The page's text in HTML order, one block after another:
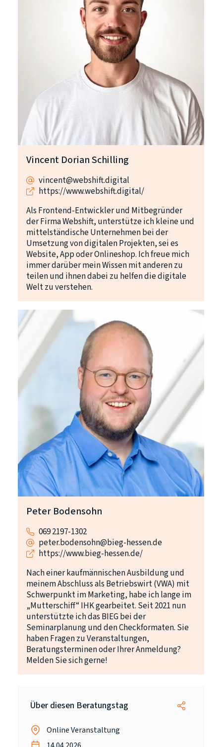
Vincent Dorian Schilling
vincent@webshift.digital
https://www.webshift.digital/
Als Frontend-Entwickler und Mitbegründer
der Firma Webshift, unterstütze ich kleine und
mittelständische Unternehmen bei der
Umsetzung von digitalen Projekten, sei es
Website, App oder Onlineshop. Ich freue mich
immer darüber mein Wissen mit anderen zu
teilen und ihnen dabei zu helfen die digitale
Welt zu verstehen.
Peter Bodensohn
069 2197-1302
peter.bodensohn@bieg-hessen.de
https://www.bieg-hessen.de/
Nach einer kaufmännischen Ausbildung und
meinem Abschluss als Betriebswirt (VWA) mit
Schwerpunkt im Marketing, habe ich lange im
„Mutterschiff“ IHK gearbeitet. Seit 2021 nun
unterstützte ich das BIEG bei der
Seminarplanung und den Checkformaten. Sie
haben Fragen zu Veranstaltungen,
Beratungsterminen oder Ihrer Anmeldung?
Melden Sie sich gerne!
Über diesen Beratungstag
Online Veranstaltung